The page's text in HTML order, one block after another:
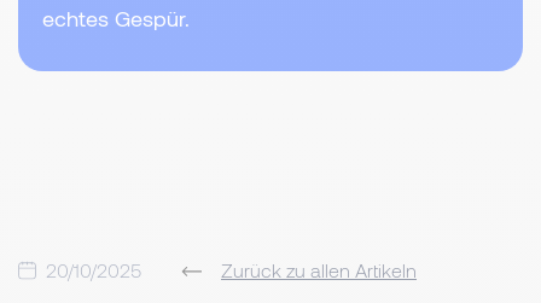
echtes Gespür.
20/10/2025 Zurück zu allen Artikeln